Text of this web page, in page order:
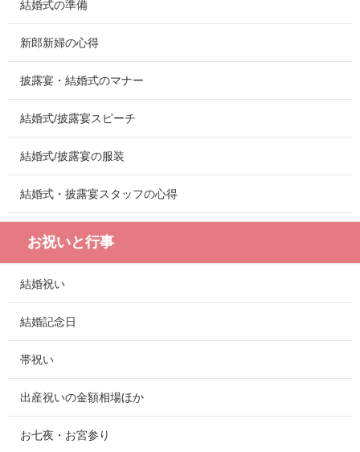
結婚式の準備
新郎新婦の心得
披露宴・結婚式のマナー
結婚式/披露宴スピーチ
結婚式/披露宴の服装
結婚式・披露宴スタッフの心得
お祝いと行事
結婚祝い
結婚記念日
帯祝い
出産祝いの金額相場ほか
お七夜・お宮参り